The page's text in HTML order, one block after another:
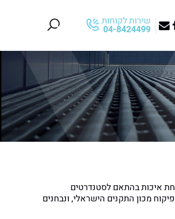
שירות לקוחות
04-8424499
איכות בהתאם לסטנדרטים
מכון התקנים הישראלי, ונבחנים